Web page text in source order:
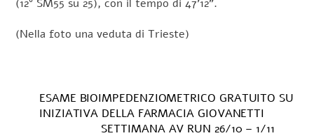
(12° SM55 su 25), con il tempo di 47’12”.
(Nella foto una veduta di Trieste)
ESAME BIOIMPEDENZIOMETRICO GRATUITO SU
INIZIATIVA DELLA FARMACIA GIOVANETTI
SETTIMANA AV RUN 26/10 – 1/11